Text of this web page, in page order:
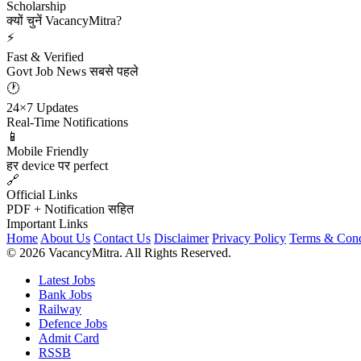
Scholarship
क्यों चुनें VacancyMitra?
⚡
Fast & Verified
Govt Job News सबसे पहले
🕐
24×7 Updates
Real-Time Notifications
📱
Mobile Friendly
हर device पर perfect
🔗
Official Links
PDF + Notification सहित
Important Links
Home About Us Contact Us Disclaimer Privacy Policy Terms &
© 2026 VacancyMitra. All Rights Reserved.
Latest Jobs
Bank Jobs
Railway
Defence Jobs
Admit Card
RSSB